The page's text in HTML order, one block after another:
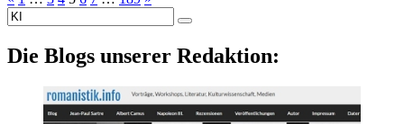
Suche
nach:
Die Blogs unserer Redaktion: